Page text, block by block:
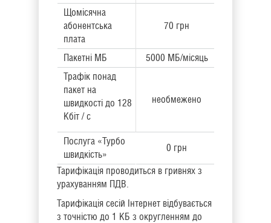
Щомісячна
абонентська
плата
70 грн
Пакетні МБ
5000 МБ/місяць
Трафік понад
пакет на
швидкості до 128
Кбіт / с
необмежено
Послуга «Турбо
швидкість»
0 грн
Тарифікація проводиться в гривнях з
урахуванням ПДВ.
Тарифікація сесій Інтернет відбувається
з точністю до 1 КБ з округленням до